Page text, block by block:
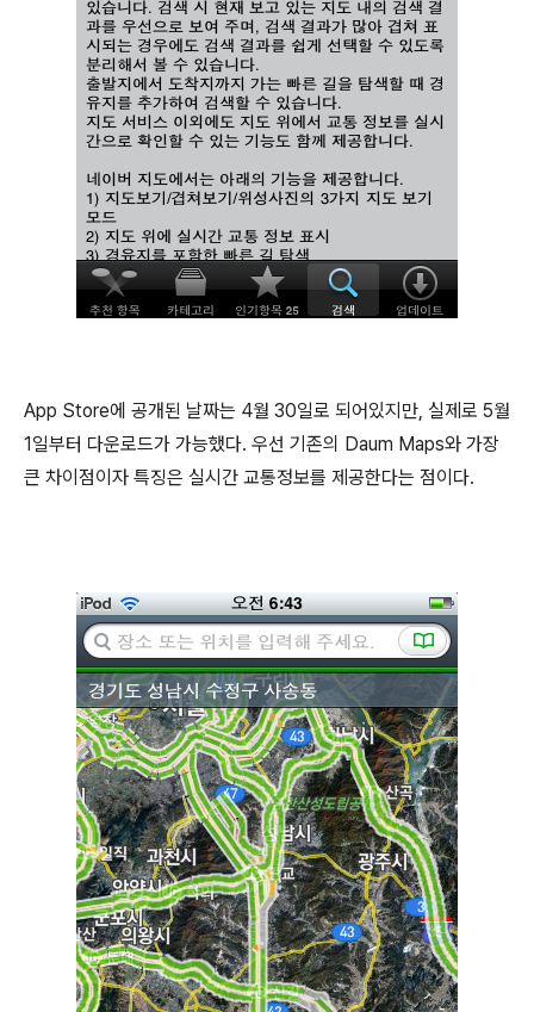
App Store에 공개된 날짜는 4월 30일로 되어있지만, 실제로 5월
1일부터 다운로드가 가능했다. 우선 기존의 Daum Maps와 가장
큰 차이점이자 특징은 실시간 교통정보를 제공한다는 점이다.